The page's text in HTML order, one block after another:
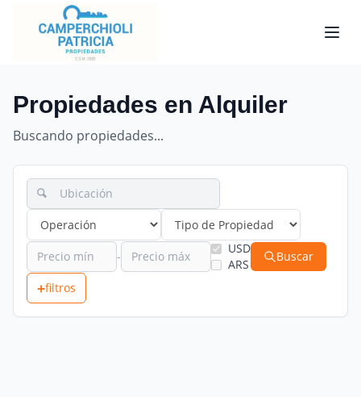
Propiedades en Alquiler
Buscando propiedades...
-
USD
ARS
Buscar
+filtros